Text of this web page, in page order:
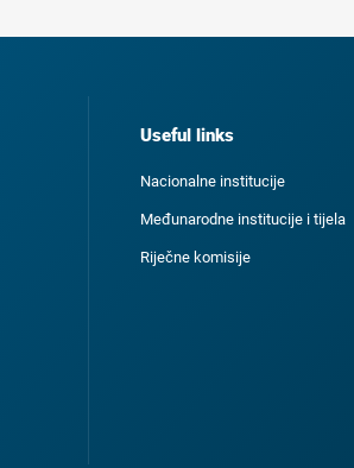
Useful links
Nacionalne institucije
Međunarodne institucije i tijela
Riječne komisije